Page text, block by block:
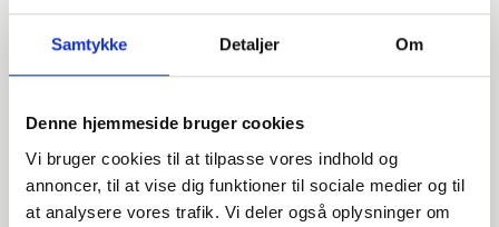
Samtykke Detaljer Om
Denne hjemmeside bruger cookies
Vi bruger cookies til at tilpasse vores indhold og
annoncer, til at vise dig funktioner til sociale medier og til
at analysere vores trafik. Vi deler også oplysninger om